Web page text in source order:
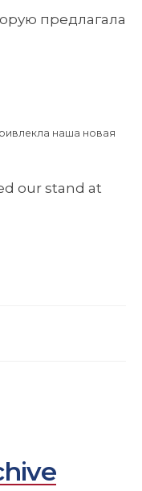
предлагала
наша новая
our stand at